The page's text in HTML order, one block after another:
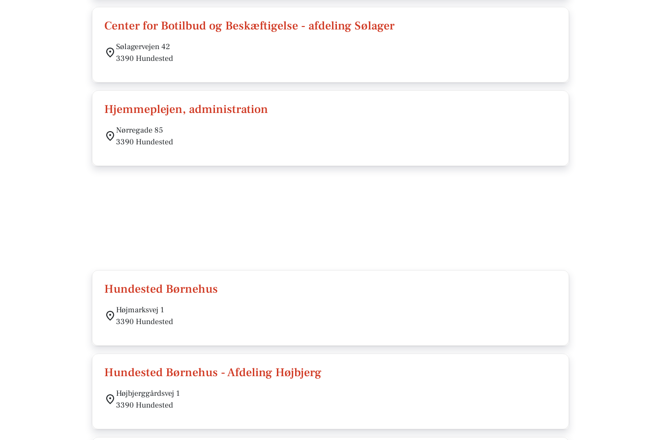
Center for Botilbud og Beskæftigelse - afdeling Sølager
Sølagervejen 42
3390 Hundested
Hjemmeplejen, administration
Nørregade 85
3390 Hundested
Hundested Børnehus
Højmarksvej 1
3390 Hundested
Hundested Børnehus - Afdeling Højbjerg
Højbjerggårdsvej 1
3390 Hundested